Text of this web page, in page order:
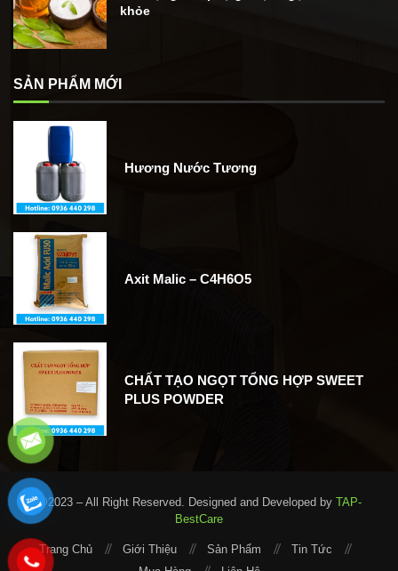
khỏe
SẢN PHẨM MỚI
Hương Nước Tương
Axit Malic – C4H6O5
CHẤT TẠO NGỌT TỔNG HỢP SWEET
PLUS POWDER
@2023 – All Right Reserved. Designed and Developed by TAP-
BestCare
Trang Chủ Giới Thiệu Sản Phẩm
Tin Tức